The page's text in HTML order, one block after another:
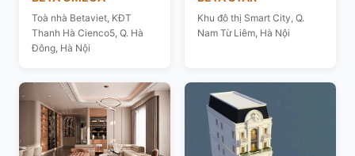
Toà nhà Betaviet, KĐT
Thanh Hà Cienco5, Q. Hà
Đông, Hà Nội
Khu đô thị Smart City, Q.
Nam Từ Liêm, Hà Nội